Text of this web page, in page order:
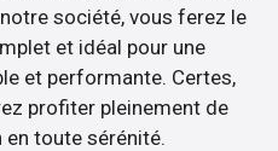
société, vous ferez le
et idéal pour une
et performante. Certes,
profiter pleinement de
toute sérénité.